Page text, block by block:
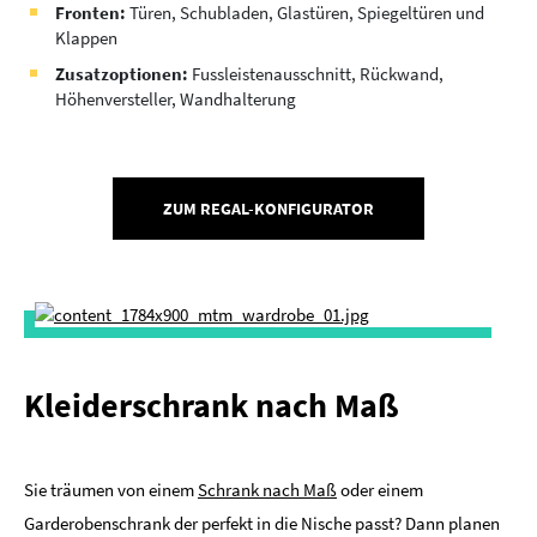
Fronten: Türen, Schubladen, Glastüren, Spiegeltüren und
Klappen
Zusatzoptionen: Fussleistenausschnitt, Rückwand,
Höhenversteller, Wandhalterung
ZUM REGAL-KONFIGURATOR
Kleiderschrank nach Maß
Sie träumen von einemSchrank nach Maßoder einem
Garderobenschrank der perfekt in die Nische passt? Dann planen